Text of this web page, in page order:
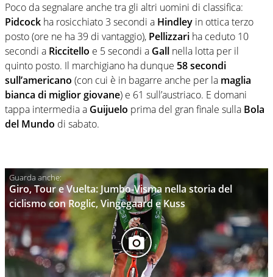
Poco da segnalare anche tra gli altri uomini di classifica:
Pidcock ha rosicchiato 3 secondi a Hindley in ottica terzo
posto (ore ne ha 39 di vantaggio), Pellizzari ha ceduto 10
secondi a Riccitello e 5 secondi a Gall nella lotta per il
quinto posto. Il marchigiano ha dunque 58 secondi
sull’americano (con cui è in bagarre anche per la maglia
bianca di miglior giovane) e 61 sull’austriaco. E domani
tappa intermedia a Guijuelo prima del gran finale sulla Bola
del Mundo di sabato.
Giro, Tour e Vuelta: Jumbo-Visma nella storia del
ciclismo con Roglic, Vingegaard e Kuss